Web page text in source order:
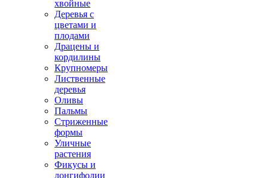
хвойные
Деревья с
цветами и
плодами
Драцены и
кордилины
Крупномеры
Лиственные
деревья
Оливы
Пальмы
Стриженные
формы
Уличные
растения
Фикусы и
лонгифолии